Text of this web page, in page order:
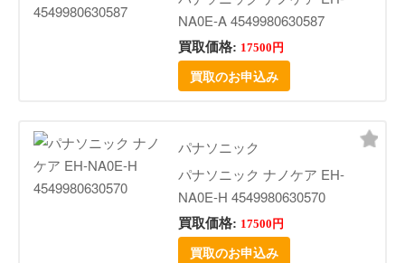
NA0E-A 4549980630587
買取価格: 17500円
買取のお申込み
パナソニック
パナソニック ナノケア EH-
NA0E-H 4549980630570
買取価格: 17500円
買取のお申込み